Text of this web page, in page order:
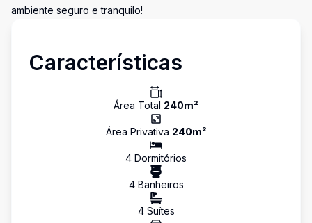
ambiente seguro e tranquilo!
Características
Área Total 240m²
Área Privativa 240m²
4 Dormitórios
4Banheiros
4Suítes